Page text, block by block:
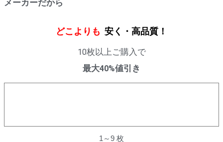
メーカーだから
どこよりも 安く・高品質！
10枚以上ご購入で
最大40%値引き
1～9 枚